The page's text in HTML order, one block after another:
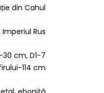
din Cahul
Imperiul Rus
cm, D1-7
114 cm